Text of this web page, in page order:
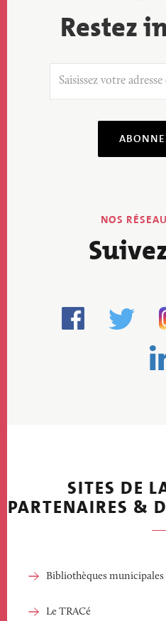
Restez
NOS
SITES DE
PARTENAIRES &
Bibliothèques municipales
Le TRACé